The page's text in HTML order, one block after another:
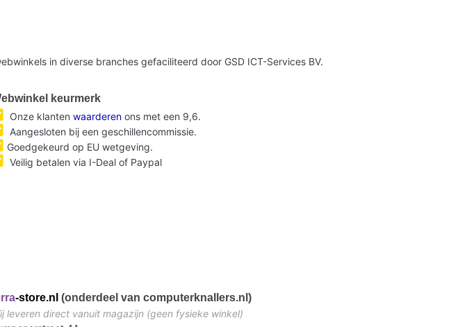
in diverse branches gefaciliteerd door GSD ICT-Services BV.
keurmerk
Onze klanten waarderen ons met een 9,6.
Aangesloten bij een geschillencommissie.
Goedgekeurd op EU wetgeving.
Veilig betalen via I-Deal of Paypal
-store.nl (onderdeel van computerknallers.nl)
leveren direct vanuit magazijn (geen fysieke winkel)